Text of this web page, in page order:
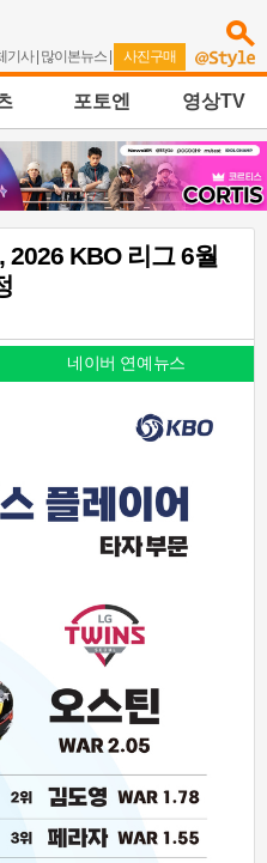
기사| 많이본뉴스 | 사진구매
포토엔 영상TV
2026 KBO 리그 6월
네이버 연예뉴스